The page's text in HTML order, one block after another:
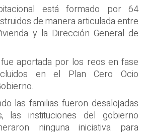
está formado por 64
de manera articulada entre
y la Dirección General de
aportada por los reos en fase
en el Plan Cero Ocio
las familias fueron desalojadas
las instituciones del gobierno
ninguna iniciativa para